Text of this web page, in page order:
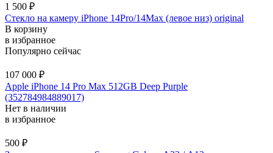
1 500 ₽
Стекло на камеру iPhone 14Pro/14Max (левое низ) original
В корзину
в избранное
Популярно сейчас
107 000 ₽
Apple iPhone 14 Pro Max 512GB Deep Purple
(352784984889017)
Нет в наличии
в избранное
500 ₽